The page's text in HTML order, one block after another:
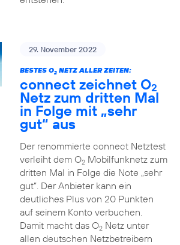
29. November 2022
BESTES O2NETZ ALLER ZEITEN:
connect zeichnet O2
Netz zum dritten Mal
in Folge mit „sehr
gut“ aus
Der renommierte connect Netztest
verleiht dem O2Mobilfunknetz zum
dritten Mal in Folge die Note „sehr
gut“. Der Anbieter kann ein
deutliches Plus von 20 Punkten
auf seinem Konto verbuchen.
Damit macht das O2Netz unter
allen deutschen Netzbetreibern